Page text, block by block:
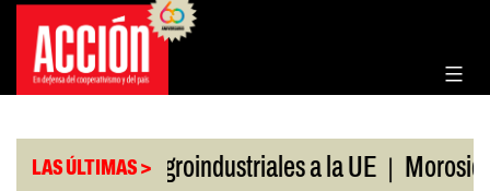
Saltar
contenido
LAS ÚLTIMAS >
agroindustriales a la UE | Morosidad en